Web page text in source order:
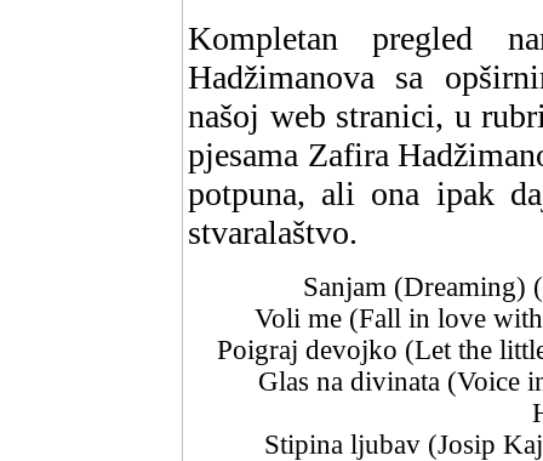
Kompletan pregled
Hadžimanova sa
našoj web stranici, u
pjesama Zafira
potpuna, ali ona ipak
stvaralaštvo.
Sanjam (Dreaming)
Voli me (Fall in love
Poigraj devojko (Let the
Glas na divinata (Voice
Stipina ljubav (Josip